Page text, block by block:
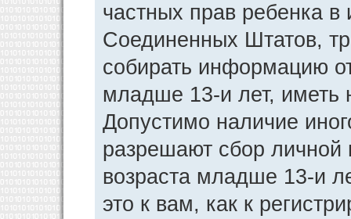
частных прав ребенка в
Соединенных Штатов,
собирать информацию
младше 13-и лет, иметь
Допустимо наличие
разрешают сбор
возраста младше 13-и
это к вам, как к